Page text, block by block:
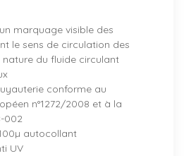
marquage visible des
le sens de circulation des
nature du fluide circulant
conforme au
n°1272/2008 et à la
002
autocollant
UV